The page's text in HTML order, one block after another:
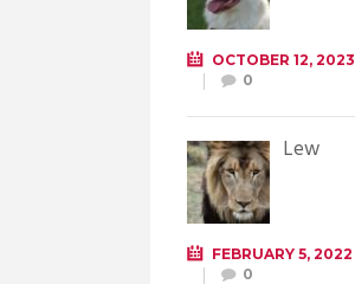
OCTOBER 12, 2023
0
Lew
FEBRUARY 5, 2022
0